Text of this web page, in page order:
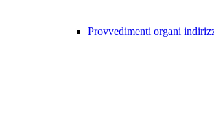
Provvedimenti organi